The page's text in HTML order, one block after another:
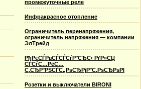
промежуточные реле
Инфракрасное отопление
Ограничитель перенапряжения,
ограничитель напряжения — компании
ЭлТрейд
РђРєСЃРµСЃСЃСѓР°СЂС‹ РґР»СЏ
СЃСѓС…РёС…
С‚СЂР°РЅСЃС„РѕСЂРјР°С‚РѕСЂРѕРІ
Розетки и выключатели BIRONI